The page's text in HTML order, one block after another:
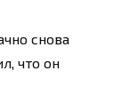
снова
что он